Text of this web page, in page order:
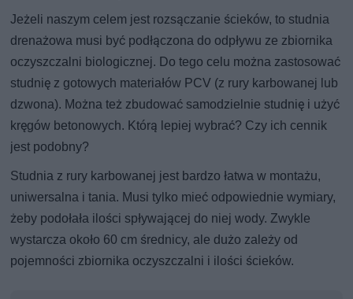
Jeżeli naszym celem jest rozsączanie ścieków, to studnia
drenażowa musi być podłączona do odpływu ze zbiornika
oczyszczalni biologicznej. Do tego celu można zastosować
studnię z gotowych materiałów PCV (z rury karbowanej lub
dzwona). Można też zbudować samodzielnie studnię i użyć
kręgów betonowych. Którą lepiej wybrać? Czy ich cennik
jest podobny?
Studnia z rury karbowanej jest bardzo łatwa w montażu,
uniwersalna i tania. Musi tylko mieć odpowiednie wymiary,
żeby podołała ilości spływającej do niej wody. Zwykle
wystarcza około 60 cm średnicy, ale dużo zależy od
pojemności zbiornika oczyszczalni i ilości ścieków.